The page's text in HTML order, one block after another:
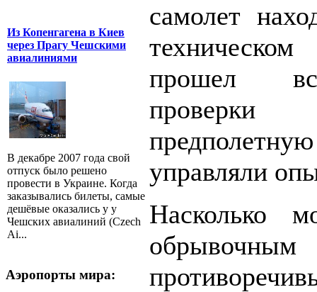
Из Копенгагена в Киев
через Прагу Чешскими
авиалиниями
В декабре 2007 года свой
отпуск было решено
провести в Украине. Когда
заказывались билеты, самые
дешёвые оказались у у
Чешских авиалиний (Czech
Ai...
Аэропорты мира:
самолет
прошел
управляли
Насколько